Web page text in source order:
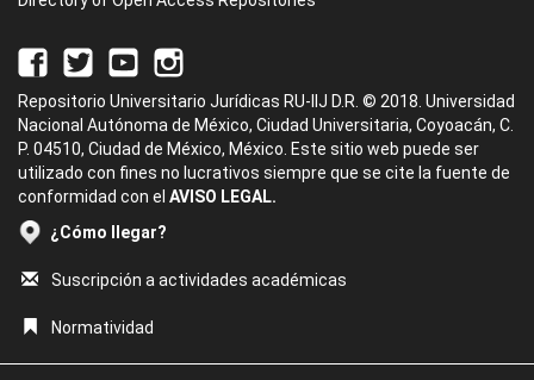
Repositorio Universitario Jurídicas RU-IIJ D.R. © 2018. Universidad
Nacional Autónoma de México, Ciudad Universitaria, Coyoacán, C.
P. 04510, Ciudad de México, México. Este sitio web puede ser
utilizado con fines no lucrativos siempre que se cite la fuente de
conformidad con el AVISO LEGAL.
¿Cómo llegar?
Suscripción a actividades académicas
Normatividad